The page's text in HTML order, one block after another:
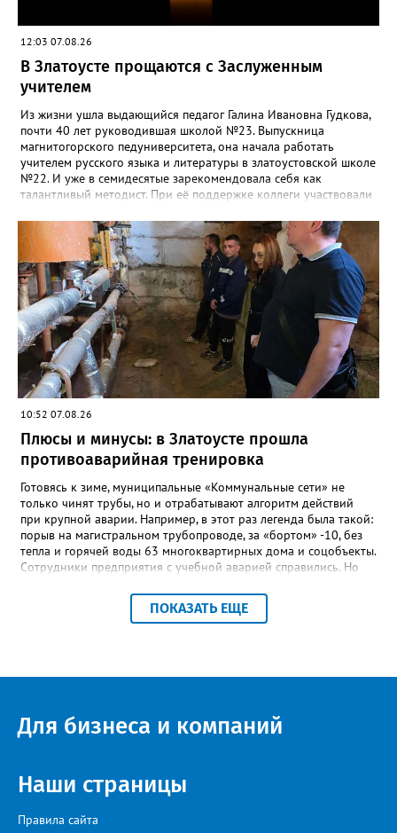
12:03 07.08.26
В Златоусте прощаются с Заслуженным
учителем
Из жизни ушла выдающийся педагог Галина Ивановна Гудкова,
почти 40 лет руководившая школой №23. Выпускница
магнитогорского педуниверситета, она начала работать
учителем русского языка и литературы в златоустовской школе
№22. И уже в семидесятые зарекомендовала себя как
талантливый методист. При её поддержке коллеги участвовали
«Благодаря её мудрому руководству в школе сформировался
сильный педагогический коллектив, объединённый общими
ценностями и любовью к своему делу. Для многих Галина
Ивановна навсегда останется не только талантливым
руководителем, но и настоящим Учителем с большой буквы», -
говорится в сообществе школы №23 во ВКонтакте. Свои
соболезнования семье Галины Ивановны выразил глава
Златоуста Олег Решетников. «Её вклад зафиксирован в
важнейших документах школы, но главное - он остался в
людях: в тех учителях, которых она поддержала, в тех
учениках, которых она вдохновила. Заслуженный учитель РФ,
«Отличник народного просвещения», обладатель медали «За
доблестный труд», Галина Ивановна оставила не только
награды и документы, но и работающий, живой механизм
школы, который продолжает жить её принципами», - говорится
в некрологе.
10:52 07.08.26
Плюсы и минусы: в Златоусте прошла
противоаварийная тренировка
Готовясь к зиме, муниципальные «Коммунальные сети» не
только чинят трубы, но и отрабатывают алгоритм действий
при крупной аварии. Например, в этот раз легенда была такой:
порыв на магистральном трубопроводе, за «бортом» -10, без
тепла и горячей воды 63 многоквартирных дома и соцобъекты.
Сотрудники предприятия с учебной аварией справились. Но
отметили и недочёты. «Например, управляющие компании
несвоевременно приняли меры для предотвращения
— сообщила начальник Главного управления ГЖИ Ирина
оперативно делиться информацией со всеми
заинтересованными – от поставщика тепла до конечных
ПОКАЗАТЬ ЕЩЕ
Для бизнеса и компаний
Наши страницы
Правила сайта